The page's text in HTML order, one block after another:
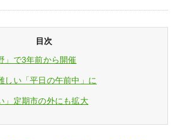
目次
」で3年前から開催
しい「平日の午前中」に
」定期市の外にも拡大